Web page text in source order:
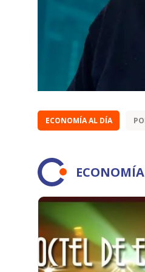
ECONOMÍA AL DÍA